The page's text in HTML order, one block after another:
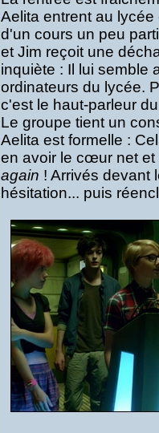
Aelita entrent au
d'un cours un peu
et Jim reçoit une
inquiète : Il lui semble
ordinateurs du lycée.
c'est le haut-parleur
Le groupe tient un
Aelita est formelle :
en avoir le cœur net et
again ! Arrivés devant
hésitation... puis